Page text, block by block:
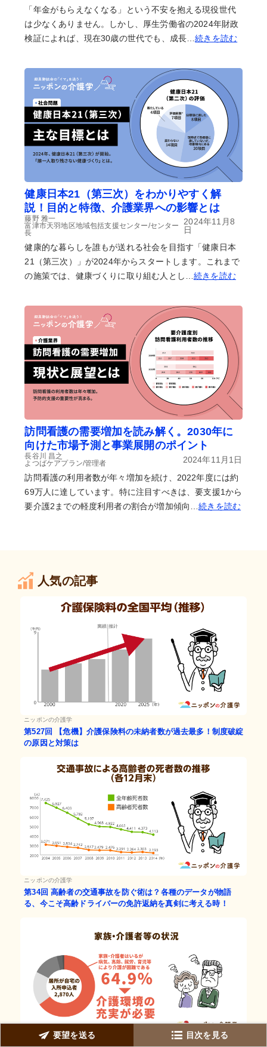
「年金がもらえなくなる」という不安を抱える現役世代
は少なくありません。しかし、厚生労働省の2024年財政
検証によれば、現在30歳の世代でも、成長…続きを読む
健康日本21（第三次）をわかりやすく解
説！目的と特徴、介護業界への影響とは
藤野 雅一
富津市天羽地区地域包括支援センター/センター
長
2024年11月8
日
健康的な暮らしを誰もが送れる社会を目指す「健康日本
21（第三次）」が2024年からスタートします。これまで
の施策では、健康づくりに取り組む人とし…続きを読む
訪問看護の需要増加を読み解く。2030年に
向けた市場予測と事業展開のポイント
長谷川 昌之
よつばケアプラン/管理者
2024年11月1日
訪問看護の利用者数が年々増加を続け、2022年度には約
69万人に達しています。特に注目すべきは、要支援1から
要介護2までの軽度利用者の割合が増加傾向…続きを読む
要望を送る 目次を見る
人気の記事
ニッポンの介護学
第527回
【危機】介護保険料の未納者数が過去最多！制度破綻
の原因と対策は
ニッポンの介護学
第34回 高齢者の交通事故を防ぐ術は？各種のデータが物語
る、今こそ高齢ドライバーの免許返納を真剣に考える時！
ニッポンの介護学